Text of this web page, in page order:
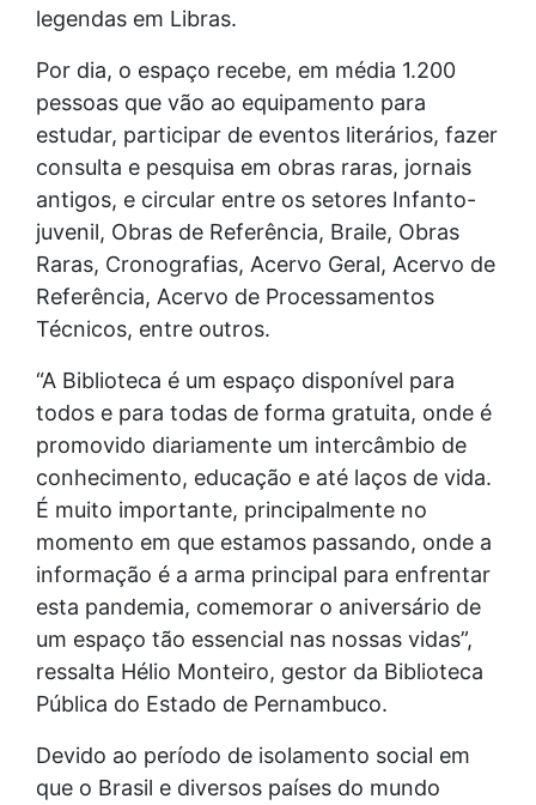
legendas em Libras.
Por dia, o espaço recebe, em média 1.200
pessoas que vão ao equipamento para
estudar, participar de eventos literários, fazer
consulta e pesquisa em obras raras, jornais
antigos, e circular entre os setores Infanto-
juvenil, Obras de Referência, Braile, Obras
Raras, Cronografias, Acervo Geral, Acervo de
Referência, Acervo de Processamentos
Técnicos, entre outros.
“A Biblioteca é um espaço disponível para
todos e para todas de forma gratuita, onde é
promovido diariamente um intercâmbio de
conhecimento, educação e até laços de vida.
É muito importante, principalmente no
momento em que estamos passando, onde a
informação é a arma principal para enfrentar
esta pandemia, comemorar o aniversário de
um espaço tão essencial nas nossas vidas”,
ressalta Hélio Monteiro, gestor da Biblioteca
Pública do Estado de Pernambuco.
Devido ao período de isolamento social em
que o Brasil e diversos países do mundo